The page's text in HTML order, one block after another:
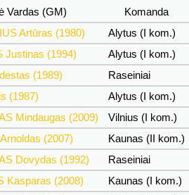
Vardas (GM)
Komanda
Artūras (1980)
Alytus (I kom.)
Justinas (1994)
Alytus (I kom.)
(1989)
Raseiniai
(1987)
Alytus (I kom.)
Mindaugas (2009)
Vilnius (I kom.)
(2007)
Kaunas (II kom.)
Dovydas (1992)
Raseiniai
Kasparas (2008)
Kaunas (I kom.)